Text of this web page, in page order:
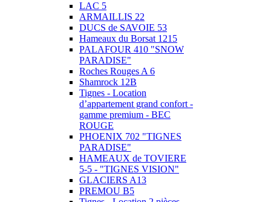
LAC 5
ARMAILLIS 22
DUCS de SAVOIE 53
Hameaux du Borsat 1215
PALAFOUR 410 "SNOW
PARADISE"
Roches Rouges A 6
Shamrock 12B
Tignes - Location
d’appartement grand confort -
gamme premium - BEC
ROUGE
PHOENIX 702 "TIGNES
PARADISE"
HAMEAUX de TOVIERE
5-5 - "TIGNES VISION"
GLACIERS A13
PREMOU B5